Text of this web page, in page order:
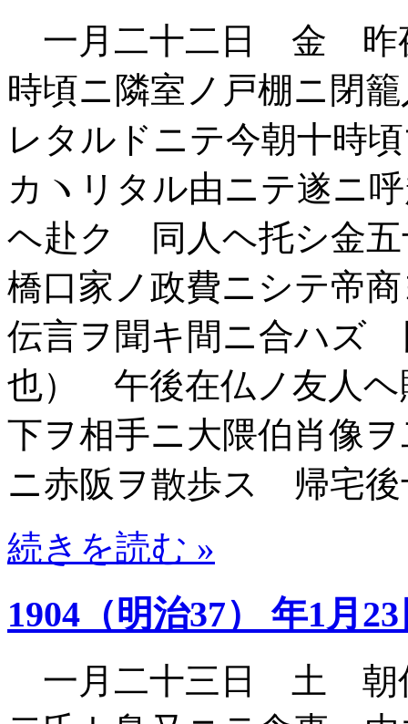
一月二十二日 金 昨
時頃ニ隣室ノ戸棚ニ閉
レタルドニテ今朝十時
カヽリタル由ニテ遂ニ
ヘ赴ク 同人ヘ托シ金五
橋口家ノ政費ニシテ帝
伝言ヲ聞キ間ニ合ハズ
也） 午後在仏ノ友人
下ヲ相手ニ大隈伯肖像
ニ赤阪ヲ散歩ス 帰宅後
続きを読む »
1904（明治37） 年1月
一月二十三日 土 朝